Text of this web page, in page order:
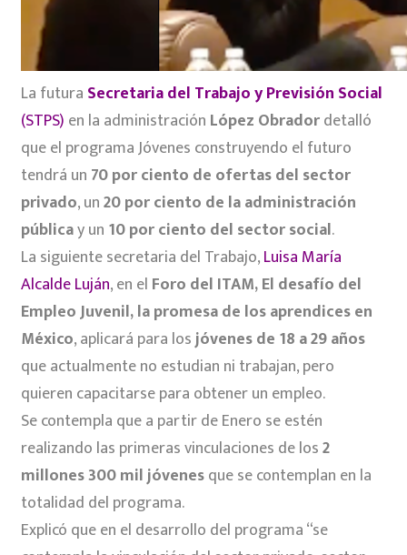
La futura Secretaria del Trabajo y Previsión Social
(STPS) en la administración López Obradordetalló
que el programa Jóvenes construyendo el futuro
tendrá un 70 por ciento de ofertas del sector
privado, un20 por ciento de la administración
públicay un 10 por ciento del sector social.
La siguiente secretaria del Trabajo,Luisa María
Alcalde Luján, en el Foro del ITAM, El desafío del
Empleo Juvenil, la promesa de los aprendices en
México, aplicará para losjóvenes de 18 a 29 años
que actualmente no estudian ni trabajan, pero
quieren capacitarse para obtener un empleo.
Se contempla que a partir de Enero se estén
realizando las primeras vinculaciones de los2
millones 300 mil jóvenesque se contemplan en la
totalidad del programa.
Explicó que en el desarrollo del programa “se